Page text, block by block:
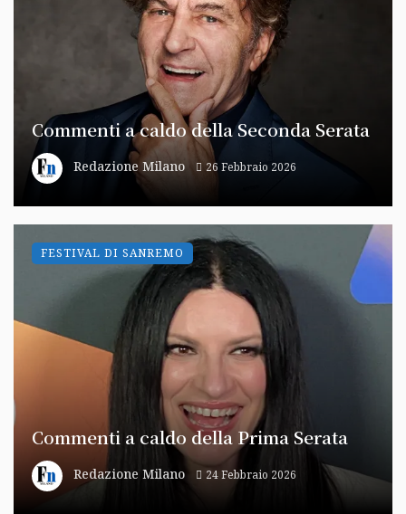
Commenti a caldo della Seconda Serata
Redazione Milano 26 Febbraio 2026
Commenti a caldo della Prima Serata
Redazione Milano 24 Febbraio 2026
FESTIVAL DI SANREMO